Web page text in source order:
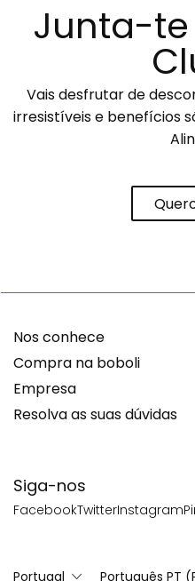
Junta-te
Vais desfrutar de
irresistíveis e benefícios
Siga-nos
FacebookTwitterInstagram
Nos conhece
Compra na boboli
Empresa
Resolva as suas dúvidas
Portugal Português PT